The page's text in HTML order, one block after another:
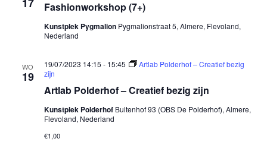
17 Fashionworkshop (7+)
Kunstplek Pygmalion Pygmalionstraat 5, Almere, Flevoland,
Nederland
WO
19
Artlab Polderhof – Creatief bezig zijn
19/07/2023 14:15 - 15:45
Artlab Polderhof – Creatief bezig
zijn
Kunstplek Polderhof Buitenhof 93 (OBS De Polderhof), Almere,
Flevoland, Nederland
€1,00